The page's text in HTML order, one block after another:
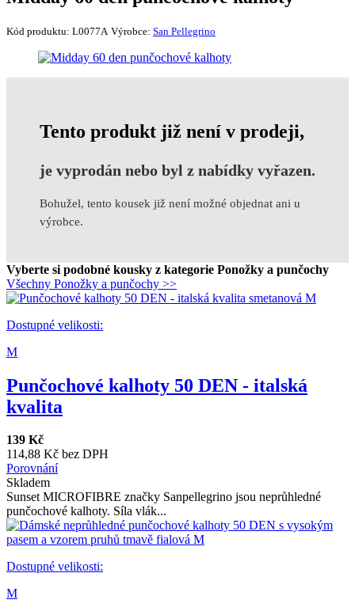
Kód produktu: L0077A Výrobce: San Pellegrino
Tento produkt již není v prodeji,
je vyprodán nebo byl z nabídky vyřazen.
Bohužel, tento kousek již není možné objednat ani u
výrobce.
Vyberte si podobné kousky z kategorie Ponožky a punčochy
Všechny Ponožky a punčochy >>
Dostupné velikosti:
M
Punčochové kalhoty 50 DEN - italská
kvalita
139 Kč
114,88 Kč bez DPH
Porovnání
Skladem
Sunset MICROFIBRE značky Sanpellegrino jsou neprůhledné
punčochové kalhoty. Síla vlák...
Dostupné velikosti:
M